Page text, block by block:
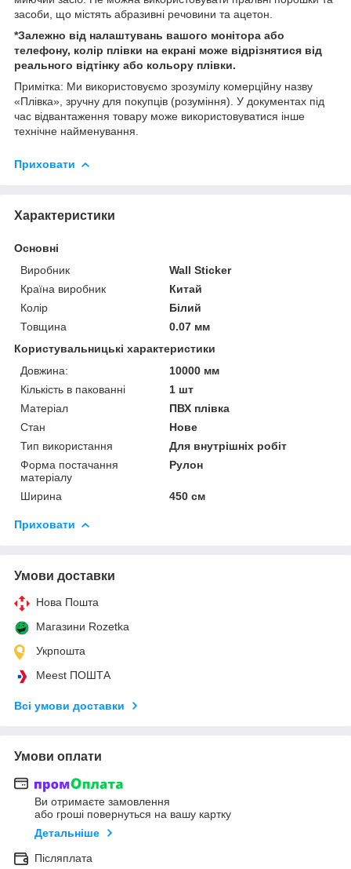
засоби, що містять абразивні речовини та ацетон.
*Залежно від налаштувань вашого монітора або
телефону, колір плівки на екрані може відрізнятися від
реального відтінку або кольору плівки.
Примітка: Ми використовуємо зрозумілу комерційну назву
«Плівка», зручну для покупців (розуміння). У документах під
час відвантаження товару може використовуватися інше
технічне найменування.
Приховати
Характеристики
Основні
Виробник
Wall Sticker
Країна виробник
Китай
Колір
Білий
Товщина
0.07 мм
Користувальницькі характеристики
Довжина:
10000 мм
Кількість в пакованні
1 шт
Матеріал
ПВХ плівка
Стан
Нове
Тип використання
Для внутрішніх робіт
Форма постачання
матеріалу
Рулон
Ширина 450 см
Приховати
Умови доставки
Нова Пошта
Магазини Rozetka
Укрпошта
Meest ПОШТА
Всі умови доставки
Умови оплати
Ви отримаєте замовлення
або гроші повернуться на вашу картку
Детальніше
Післяплата